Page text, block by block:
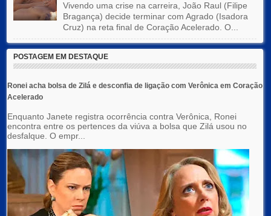
Vivendo uma crise na carreira, João Raul (Filipe
Bragança) decide terminar com Agrado (Isadora
Cruz) na reta final de Coração Acelerado. O...
POSTAGEM EM DESTAQUE
Ronei acha bolsa de Zilá e desconfia de ligação com Verônica em Coração
Acelerado
Enquanto Janete registra ocorrência contra Verônica, Ronei
encontra entre os pertences da viúva a bolsa que Zilá usou no
desfalque. O empr...